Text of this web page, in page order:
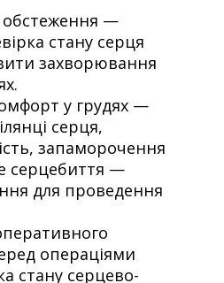
обстеження —
стану серця
захворювання
у грудях —
серця,
запаморочення
серцебиття —
для проведення
операціями
стану серцево-